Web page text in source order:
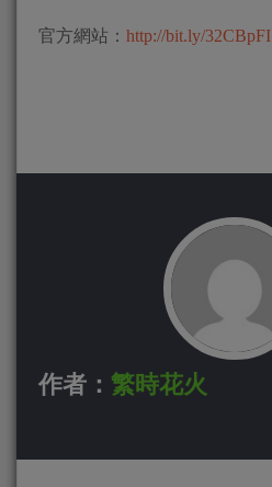
官方網站： http://bit.ly/32CBpFI
作者： 繁時花火